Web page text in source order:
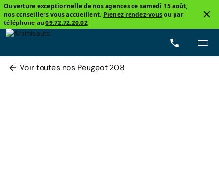
Ouverture exceptionnelle de nos agences ce samedi 15 août,
nos conseillers vous accueillent. Prenez rendez-vousou par
téléphone au09.72.72.20.02
Voir toutes nos Peugeot 208